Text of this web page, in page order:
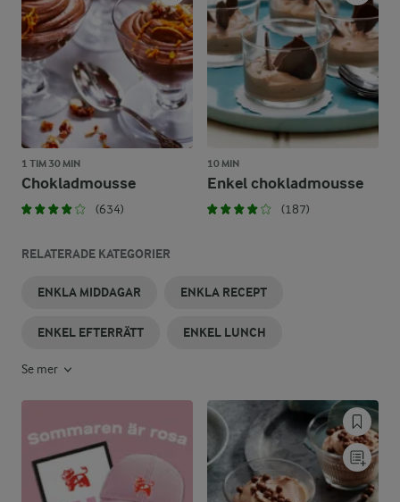
1 TIM 30 MIN
Chokladmousse
(634)
10 MIN
Enkel chokladmousse
(187)
RELATERADE KATEGORIER
ENKLA MIDDAGAR ENKLA RECEPT
ENKEL EFTERRÄTT ENKEL LUNCH
Se mer